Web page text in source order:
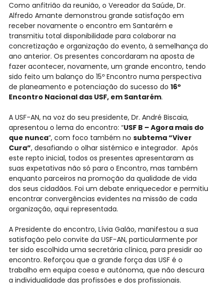
Como anfitrião da reunião, o Vereador da Saúde, Dr.
Alfredo Amante demonstrou grande satisfação em
receber novamente o encontro em Santarém e
transmitiu total disponibilidade para colaborar na
concretização e organização do evento, à semelhança do
ano anterior. Os presentes concordaram na aposta de
fazer acontecer, novamente, um grande encontro, tendo
sido feito um balanço do 15º Encontro numa perspectiva
de planeamento e potenciação do sucesso do 16º
Encontro Nacional das USF, em Santarém.
A USF-AN, na voz do seu presidente, Dr. André Biscaia,
apresentou o lema do encontro: “USF B – Agora mais do
que nunca“, com foco também no subtema “Viver
Cura”, desafiando o olhar sistémico e integrador. Após
este repto inicial, todos os presentes apresentaram as
suas expetativas não só para o Encontro, mas também
enquanto parceiros na promoção da qualidade de vida
dos seus cidadãos. Foi um debate enriquecedor e permitiu
encontrar convergências evidentes na missão de cada
organização, aqui representada.
A Presidente do encontro, Lívia Galão, manifestou a sua
satisfação pelo convite da USF-AN, particularmente por
ter sido escolhida uma secretária clínica, para presidir ao
encontro. Reforçou que a grande força das USF é o
trabalho em equipa coesa e autónoma, que não descura
a individualidade das profissões e dos profissionais.